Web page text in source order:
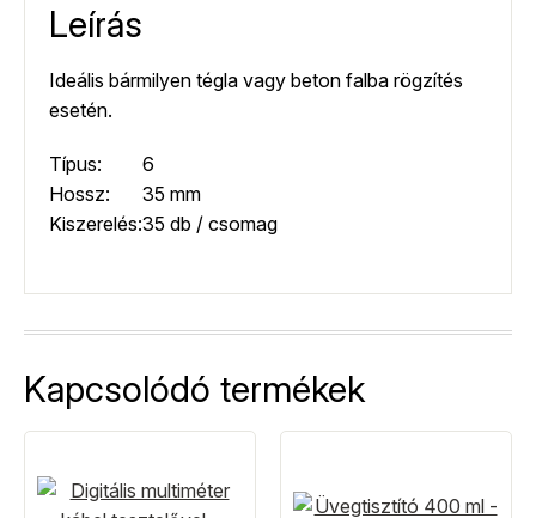
Leírás
Ideális bármilyen tégla vagy beton falba rögzítés
esetén.
Típus:
6
Hossz:
35 mm
Kiszerelés:35 db / csomag
Kapcsolódó termékek